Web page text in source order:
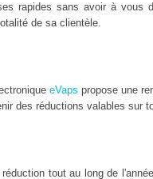
rapides sans avoir à vous
de sa clientèle.
eVaps propose une
des réductions valables sur
tout au long de